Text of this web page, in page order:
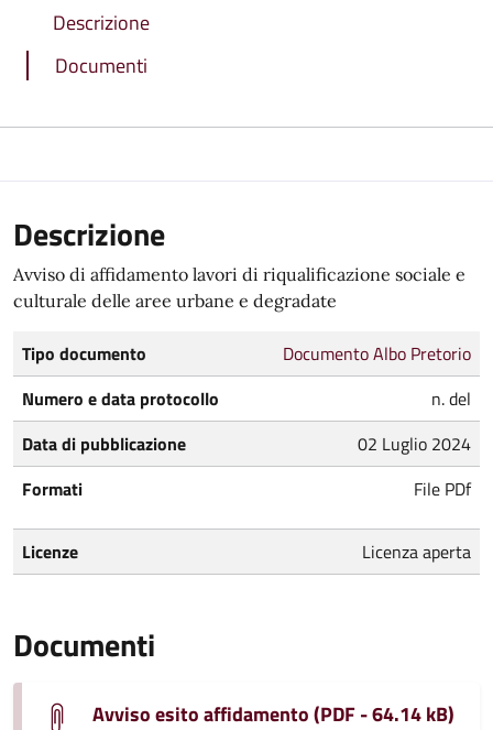
Descrizione
Documenti
Descrizione
Avviso di affidamento lavori di riqualificazione sociale e
culturale delle aree urbane e degradate
Tipo documento
Documento Albo Pretorio
Numero e data protocollo
n. del
Data di pubblicazione
02 Luglio 2024
Formati
File PDf
Licenze Licenza aperta
Documenti
Avviso esito affidamento (PDF - 64.14 kB)